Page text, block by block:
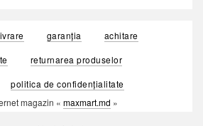
garanția
achitare
returnarea produselor
politica de confidențialitate
magazin « maxmart.md »